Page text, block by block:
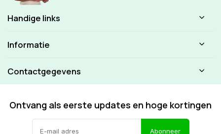
Handige links
Informatie
Contactgegevens
Ontvang als eerste updates en hoge kortingen
Abonneer